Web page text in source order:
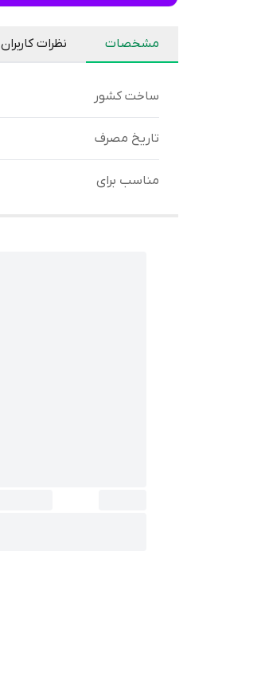
مشخصات نظرات کاربران
ساخت کشور
تاریخ مصرف
مناسب برای